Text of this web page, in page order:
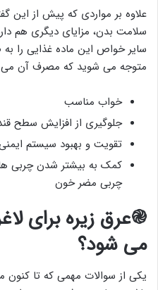
علاوه بر مواردی که پیش از این
سلامت بدن، مزایای دیگری هم
سایر خواص این ماده غذایی را
متوجه می شوید که مصرف آن می
خواب مناسب
جلوگیری از افزایش سطح
تقویت و بهبود سیستم
کمک به بیشتر شدن چربی
چربی مضر خون
֎عرق زیره برای
می شود؟
یکی از سوالات مهمی که تا